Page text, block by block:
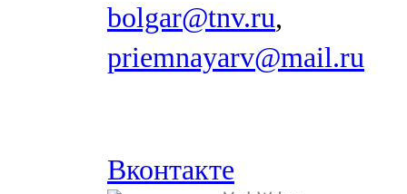
bolgar@tnv.ru,
priemnayarv@mail.ru
Вконтакте